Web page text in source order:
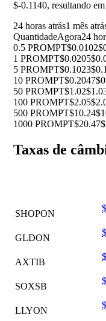
$-0.1140, resultando
24 horas atrás1 mês
QuantidadeAgora24
0.5 PROMPT$0.0102
1 PROMPT$0.0205
5 PROMPT$0.1023
10 PROMPT$0.2047
50 PROMPT$1.02
100 PROMPT$2.05
500 PROMPT$10.24
1000 PROMPT$20.47
Taxas de
SHOPON
GLDON
AXTIB
SOXSB
LLYON